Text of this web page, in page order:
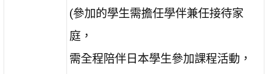
(參加的學生需擔任學伴兼任接待家
庭，
需全程陪伴日本學生參加課程活動，